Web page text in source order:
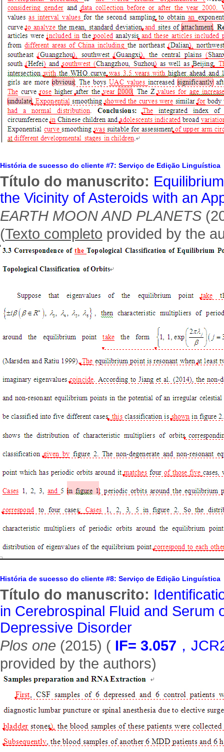
História de sucesso do cliente #7: Serviço de Edição Linguística
Título do manuscrito:
the Vicinity of Asteroids with an
EARTH MOON AND PLANETS
(Texto completo provided by the
História de sucesso do cliente #8: Serviço de Edição Linguística
Título do manuscrito:
in Cerebrospinal Fluid and Serum
Depressive Disorder
Plos one (2015) ( IF= 3.057 ，
provided by the authors)